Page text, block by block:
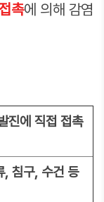
촉에 의해 감염
진에 직접 접촉
침구, 수건 등